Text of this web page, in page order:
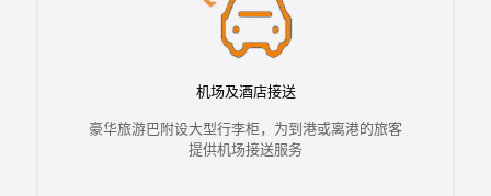
机场及酒店接送
豪华旅游巴附设大型行李柜，为到港或离港的旅客
提供机场接送服务